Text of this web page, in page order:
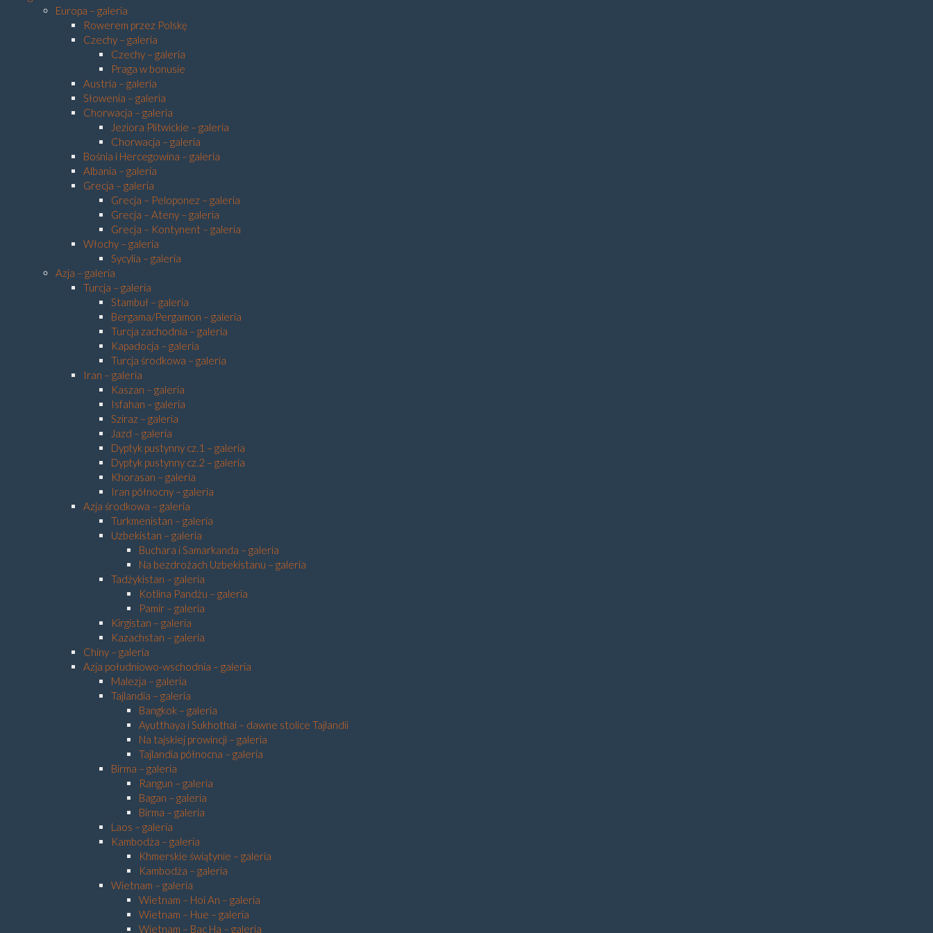
Europa – galeria
Rowerem przez Polskę
Czechy – galeria
Czechy – galeria
Praga w bonusie
Austria – galeria
Słowenia – galeria
Chorwacja – galeria
Jeziora Plitwickie – galeria
Chorwacja – galeria
Bośnia i Hercegowina – galeria
Albania – galeria
Grecja – galeria
Grecja – Peloponez – galeria
Grecja – Ateny – galeria
Grecja – Kontynent – galeria
Włochy – galeria
Sycylia – galeria
Azja – galeria
Turcja – galeria
Stambuł – galeria
Bergama/Pergamon – galeria
Turcja zachodnia – galeria
Kapadocja – galeria
Turcja środkowa – galeria
Iran – galeria
Kaszan – galeria
Isfahan – galeria
Sziraz – galeria
Jazd – galeria
Dyptyk pustynny cz.1 – galeria
Dyptyk pustynny cz.2 – galeria
Khorasan – galeria
Iran północny – galeria
Azja środkowa – galeria
Turkmenistan – galeria
Uzbekistan – galeria
Buchara i Samarkanda – galeria
Na bezdrożach Uzbekistanu – galeria
Tadżykistan – galeria
Kotlina Pandżu – galeria
Pamir – galeria
Kirgistan – galeria
Kazachstan – galeria
Chiny – galeria
Azja południowo-wschodnia – galeria
Malezja – galeria
Tajlandia – galeria
Bangkok – galeria
Ayutthaya i Sukhothai – dawne stolice Tajlandii
Na tajskiej prowincji – galeria
Tajlandia północna – galeria
Birma – galeria
Rangun – galeria
Bagan – galeria
Birma – galeria
Laos – galeria
Kambodża – galeria
Khmerskie świątynie – galeria
Kambodża – galeria
Wietnam – galeria
Wietnam – Hoi An – galeria
Wietnam – Hue – galeria
Wietnam – Bac Ha – galeria